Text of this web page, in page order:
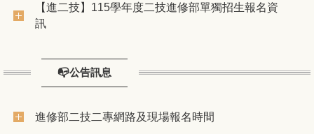
【進二技】115學年度二技進修部單獨招生報名資
訊
📭公告訊息
進修部二技二專網路及現場報名時間